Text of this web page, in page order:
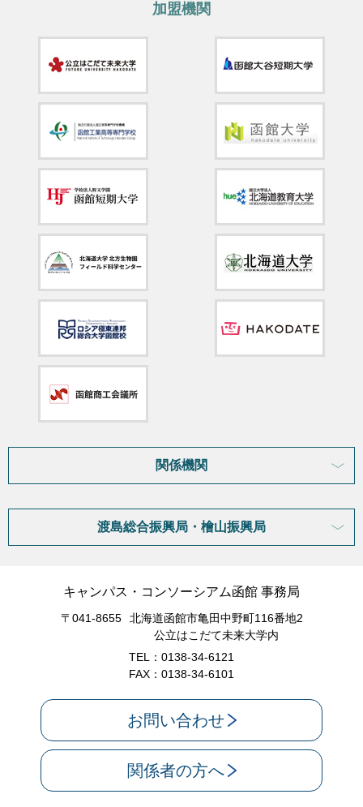
加盟機関
関係機関
渡島総合振興局・檜山振興局
キャンパス・コンソーシアム函館 事務局
〒041-8655
北海道函館市亀田中野町116番地2
公立はこだて未来大学内
TEL：0138-34-6121
FAX：0138-34-6101
お問い合わせ
関係者の方へ